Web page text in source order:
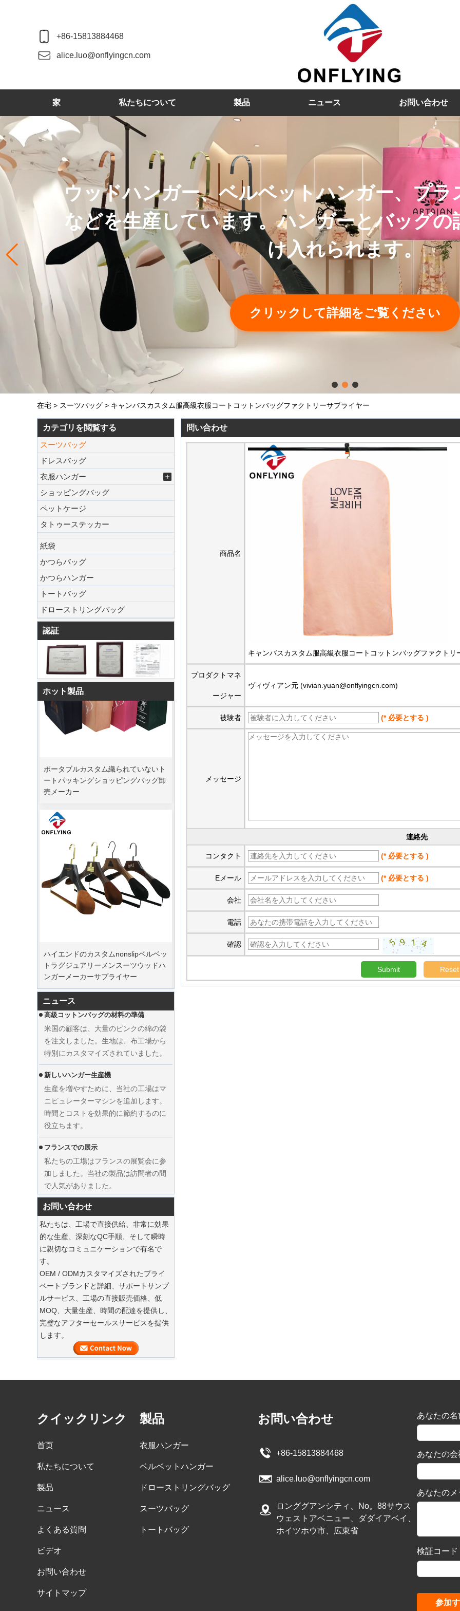
+86-15813884468
alice.luo@onflyingcn.com
家 私たちについて 製品 ニュース お問い合わせ
ウッドハンガー、ベルベットハンガー、プラ
などを生産しています。ハンガーとバッグの
け入れられます。
クリックして詳細をご覧ください
在宅 > スーツバッグ > キャンバスカスタム服高級衣服コートコットンバッグファクトリーサプライヤー
カテゴリを閲覧する
スーツバッグ
ドレスバッグ
衣服ハンガー
ショッピングバッグ
ペットケージ
タトゥーステッカー
紙袋
かつらバッグ
かつらハンガー
トートバッグ
ドローストリングバッグ
認証
ホット製品
ートパッキングショッピングバッグ卸
売メーカー
トラグジュアリーメンスーツウッドハ
ンガーメーカーサプライヤー
カスタムウェディングドレスベルベッ
を表示します
高級カスタムナチュラルキャンバスガ
ーメントコットンダストバッグファク
トリーサプライヤー
国卸売バッグ工場メーカー
ニュース
顧客が注文を行い、休暇を始める予定
でした。工場は、休暇後に商品を仕上
高級コットンバッグの材料の準備
米国の顧客は、大量のピンクの綿の袋
を注文しました。生地は、布工場から
特別にカスタマイズされていました。
新しいハンガー生産機
生産を増やすために、当社の工場はマ
ニピュレーターマシンを追加します。
時間とコストを効果的に節約するのに
役立ちます。
フランスでの展示
私たちの工場はフランスの展覧会に参
加しました。当社の製品は訪問者の間
で人気がありました。
持続可能なジュートトートは、2025年のホ
リデーショッピングを支配しています
私たちのジュートトートバッグは、今
シーズンの必需品です。
豪華なダストバッグでスーツを保存してく
ださい
私たちの工場は、ハイエンドのカスタ
マイズされた衣服スーツバッグを提供
できます
衣服のカスタムベルベットハンガー
大量のウッドハンガーが終了しようと
備えた肩にnonslipベルベットを備えた
高級衣服バッグのタイムリーな配達
の大量生産と迅速な輸送を確定しまし
ピークオーダー期間
顧客が注文を行い、休暇を始める予定
げるために生産を急いでいます。
お問い合わせ
私たちは、工場で直接供給、非常に効果
的な生産、深刻なQC手順、そして瞬時
に親切なコミュニケーションで有名で
す。
OEM / ODMカスタマイズされたプライ
ベートブランドと詳細、サポートサンプ
ルサービス、工場の直接販売価格、低
MOQ、大量生産、時間の配達を提供し、
完璧なアフターセールスサービスを提供
します。
問い合わせ
商品名
キャンバスカスタム服高級衣服コートコットンバッグファクトリ
プロダクトマネ
ージャー
ヴィヴィアン元 (vivian.yuan@onflyingcn.com)
被験者 (* 必要とする )
メッセージ
連絡先
コンタクト (* 必要とする )
Eメール (* 必要とする )
会社
電話
確認
あなたの名
あなたの会
あなたのメ
検証コード
クイックリンク
首页
私たちについて
製品
ニュース
よくある質問
ビデオ
お問い合わせ
サイトマップ
製品
衣服ハンガー
ベルベットハンガー
ドローストリングバッグ
スーツバッグ
トートバッグ
お問い合わせ
+86-15813884468
alice.luo@onflyingcn.com
ロンググアンシティ、No。88サウス
ウェストアベニュー、ダダイアベイ、
ホイツホウ市、広東省